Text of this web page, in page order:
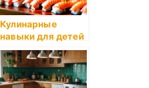
Кулинарные
навыки для детей